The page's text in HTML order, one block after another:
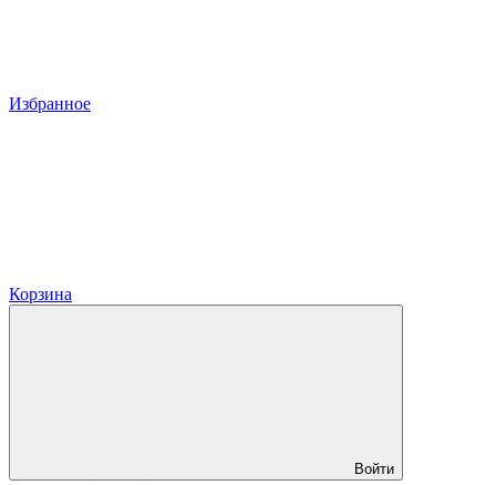
Избранное
Корзина
Войти